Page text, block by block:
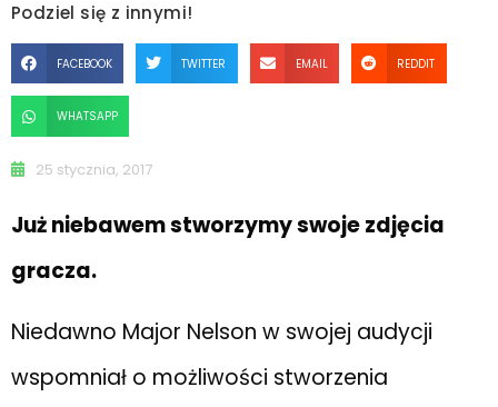
Podziel się z innymi!
FACEBOOK TWITTER EMAIL REDDIT
WHATSAPP
25 stycznia, 2017
Już niebawem stworzymy swoje zdjęcia
gracza.
Niedawno Major Nelson w swojej audycji
wspomniał o możliwości stworzenia